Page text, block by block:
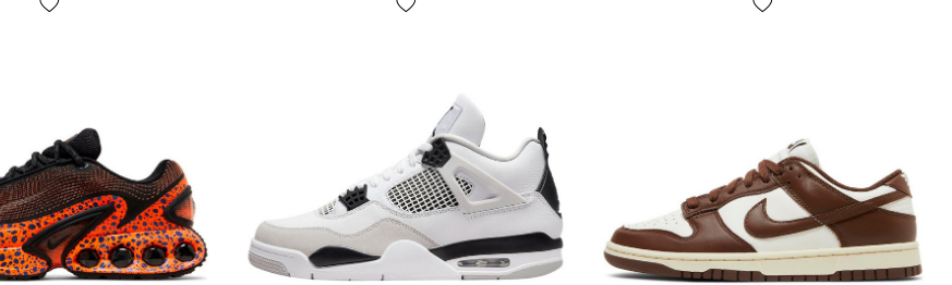
Скористайтеся випадаючим меню «Розмір взуття» будь-якого
вподобаного Вам Dunk, де у кожного розміру вказано скільки
сантиметрів за довжиною стопи. Для 100% гарантії можна
подивитися, що зазначено на бірках Вашого взуття. Це
обов'язково повинні бути кросівки, а дивитися варто на
графу JP (може маркуватися як JAPAN або CM) — там буде